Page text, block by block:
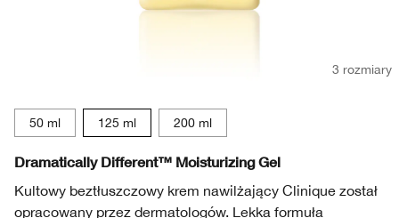
3 rozmiary
50 ml 125 ml 200 ml
Dramatically Different™ Moisturizing Gel
Kultowy beztłuszczowy krem nawilżający Clinique został
opracowany przez dermatologów. Lekka formuła